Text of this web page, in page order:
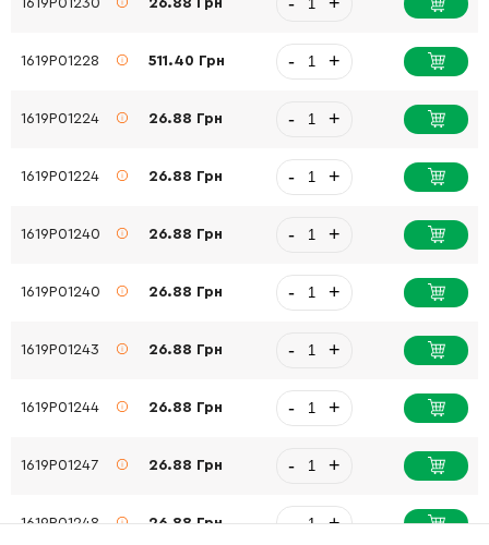
1619P01230 26.88 Грн
1619P01228 511.40 Грн - +
1619P01224 26.88 Грн - +
1619P01224 26.88 Грн - +
1619P01240 26.88 Грн - +
1619P01240 26.88 Грн - +
1619P01243 26.88 Грн - +
1619P01244 26.88 Грн - +
1619P01247 26.88 Грн - +
1619P01248 26.88 Грн - +